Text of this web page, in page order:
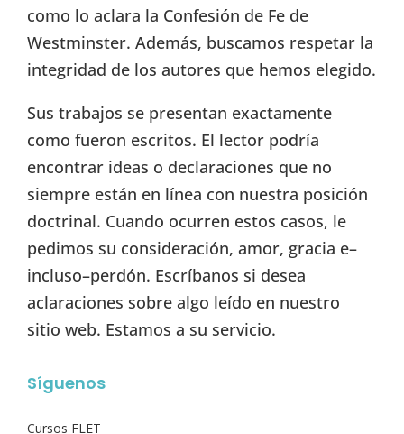
como lo aclara la Confesión de Fe de
Westminster. Además, buscamos respetar la
integridad de los autores que hemos elegido.
Sus trabajos se presentan exactamente
como fueron escritos. El lector podría
encontrar ideas o declaraciones que no
siempre están en línea con nuestra posición
doctrinal. Cuando ocurren estos casos, le
pedimos su consideración, amor, gracia e–
incluso–perdón. Escríbanos si desea
aclaraciones sobre algo leído en nuestro
sitio web. Estamos a su servicio.
Síguenos
Cursos FLET